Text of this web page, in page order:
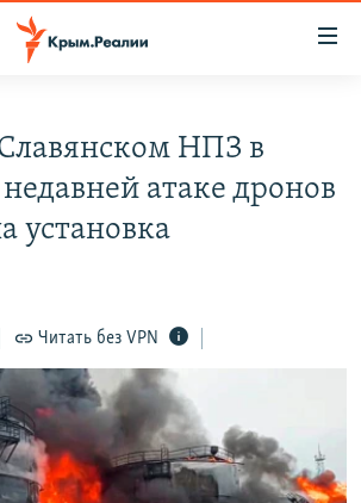
КРЫМА. 11 ИСТОРИЙ СОПРОТИВЛЕНИЯ
НПЗ в
недавней атаке дронов
установка
Читать без VPN